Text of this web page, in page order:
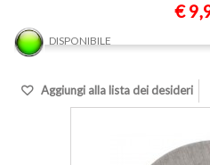
€
DISPONIBILE
Aggiungi alla lista dei desideri